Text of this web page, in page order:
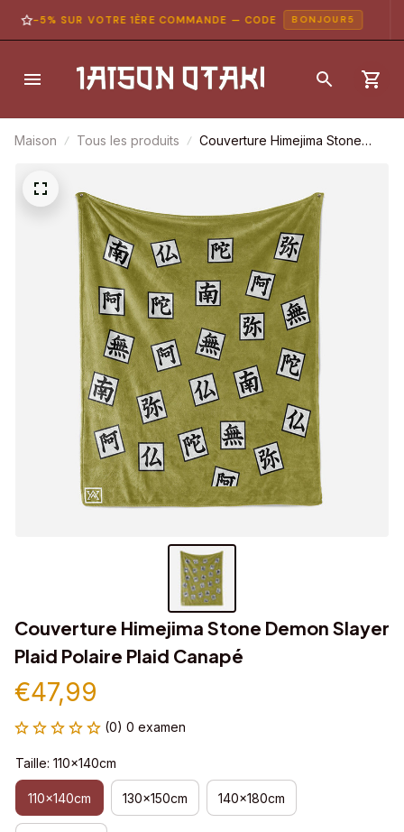
-5% SUR VOTRE 1ÈRE COMMANDE — CODE BONJOUR5
Maison Tous les produits
Couverture Himejima Stone
Couverture Himejima Stone Demon Slayer
Plaid Polaire Plaid Canapé
€47,99
(0) 0 examen
Taille: 110x140cm
110x140cm 130x150cm 140x180cm